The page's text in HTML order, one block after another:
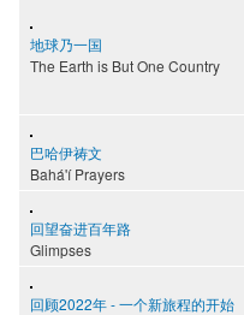
地球乃一国
The Earth is But One Country
巴哈伊祷文
Bahá'í Prayers
回望奋进百年路
Glimpses
回顾2022年 - 一个新旅程的开始